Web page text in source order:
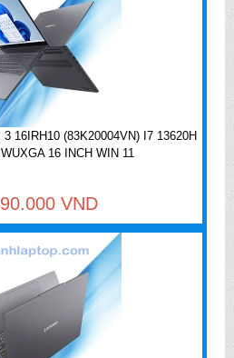
3 16IRH10 (83K20004VN) I7 13620H
16 INCH WIN 11
VND